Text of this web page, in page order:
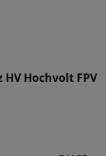
HV Hochvolt FPV